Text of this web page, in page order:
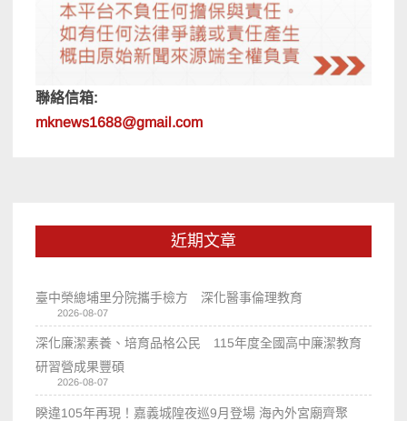
聯絡信箱:
mknews1688@gmail.com
近期文章
臺中榮總埔里分院攜手檢方 深化醫事倫理教育
2026-08-07
深化廉潔素養、培育品格公民 115年度全國高中廉潔教育
研習營成果豐碩
2026-08-07
睽違105年再現！嘉義城隍夜巡9月登場 海內外宮廟齊聚